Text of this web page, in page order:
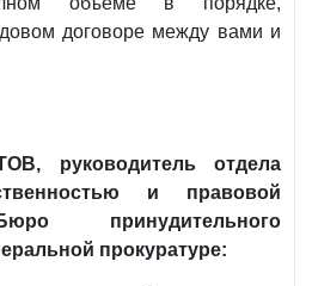
договоре между вами и
руководитель отдела
и правовой
принудительного
прокуратуре: